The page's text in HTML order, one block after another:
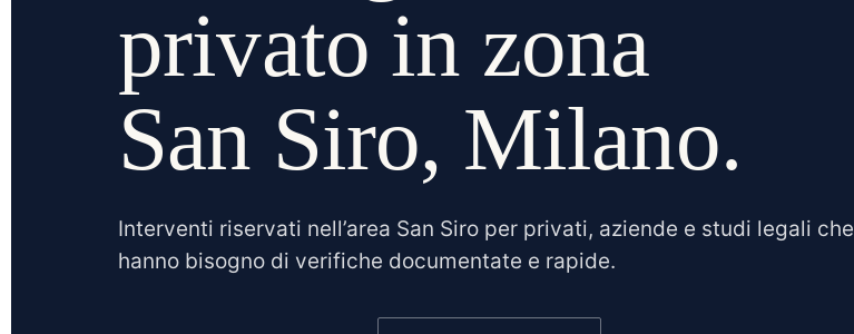
privato in zona
San Siro, Milano.
Interventi riservati nell’area San Siro per privati, aziende e studi legali che
hanno bisogno di verifiche documentate e rapide.